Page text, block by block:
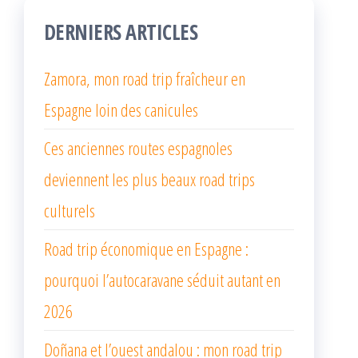
DERNIERS ARTICLES
Zamora, mon road trip fraîcheur en
Espagne loin des canicules
Ces anciennes routes espagnoles
deviennent les plus beaux road trips
culturels
Road trip économique en Espagne :
pourquoi l’autocaravane séduit autant en
2026
Doñana et l’ouest andalou : mon road trip